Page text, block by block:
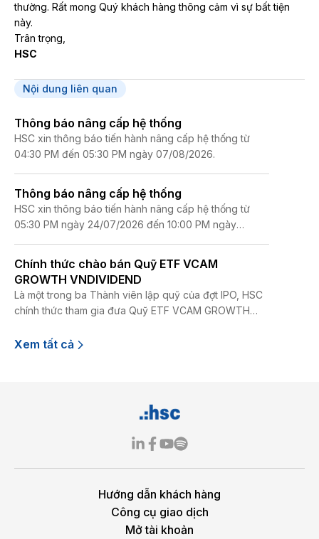
thường. Rất mong Quý khách hàng thông cảm vì sự bất tiện
này.
Trân trọng,
HSC
Nội dung liên quan
Thông báo nâng cấp hệ thống
HSC xin thông báo tiến hành nâng cấp hệ thống từ
04:30 PM đến 05:30 PM ngày 07/08/2026.
Thông báo nâng cấp hệ thống
HSC xin thông báo tiến hành nâng cấp hệ thống từ
05:30 PM ngày 24/07/2026 đến 10:00 PM ngày
Chính thức chào bán Quỹ ETF VCAM
GROWTH VNDIVIDEND
Là một trong ba Thành viên lập quỹ của đợt IPO, HSC
chính thức tham gia đưa Quỹ ETF VCAM GROWTH
Công ty Cổ phần Quản lý Quỹ Đầu tư Chứng khoán
Xem tất cả
Hướng dẫn khách hàng
Công cụ giao dịch
Mở tài khoản